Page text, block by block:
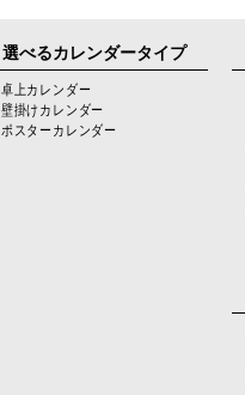
選べるカレンダータイプ
卓上カレンダー
壁掛けカレンダー
ポスターカレンダー